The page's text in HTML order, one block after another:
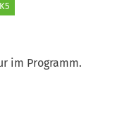
K5
im Programm.